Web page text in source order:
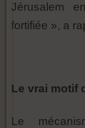
Jérusalem
fortifiée », a
Le vrai motif
Le